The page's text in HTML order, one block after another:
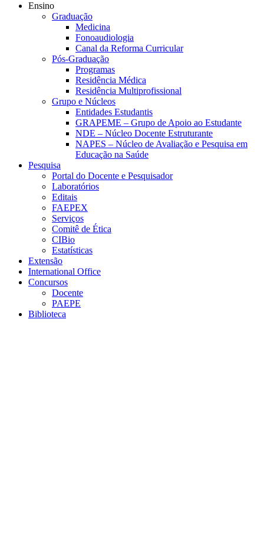
Ensino
Graduação
Medicina
Fonoaudiologia
Canal da Reforma Curricular
Pós-Graduação
Programas
Residência Médica
Residência Multiprofissional
Grupo e Núcleos
Entidades Estudantis
GRAPEME – Grupo de Apoio ao Estudante
NDE – Núcleo Docente Estruturante
NAPES – Núcleo de Avaliação e Pesquisa em
Educação na Saúde
Pesquisa
Portal do Docente e Pesquisador
Laboratórios
Editais
FAEPEX
Serviços
Comitê de Ética
CIBio
Estatísticas
Extensão
International Office
Concursos
Docente
PAEPE
Biblioteca